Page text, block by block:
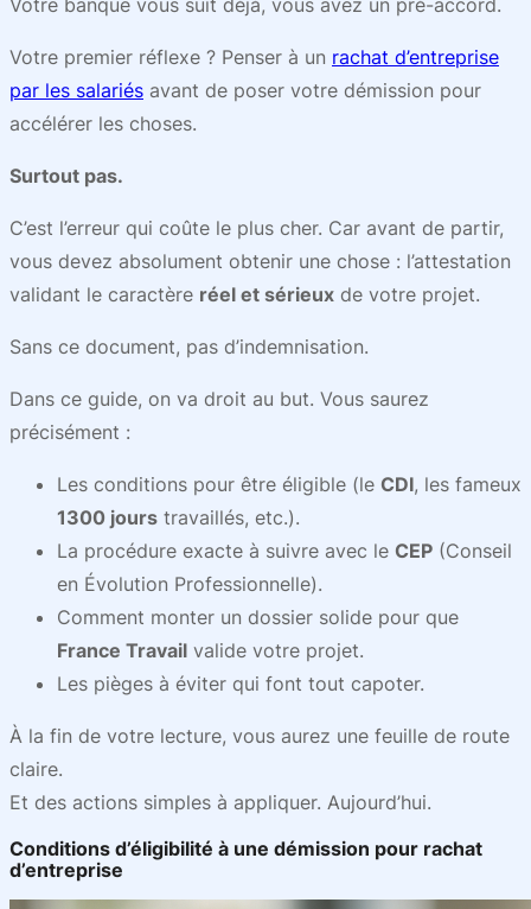
Votre banque vous suit déjà, vous avez un pré-accord.
Votre premier réflexe ? Penser à un rachat d’entreprise
par les salariés avant de poser votre démission pour
accélérer les choses.
Surtout pas.
C’est l’erreur qui coûte le plus cher. Car avant de partir,
vous devez absolument obtenir une chose : l’attestation
validant le caractère réel et sérieux de votre projet.
Sans ce document, pas d’indemnisation.
Dans ce guide, on va droit au but. Vous saurez
précisément :
Les conditions pour être éligible (le CDI, les fameux
1300 jours travaillés, etc.).
La procédure exacte à suivre avec le CEP (Conseil
en Évolution Professionnelle).
Comment monter un dossier solide pour que
France Travail valide votre projet.
Les pièges à éviter qui font tout capoter.
À la fin de votre lecture, vous aurez une feuille de route
claire.
Et des actions simples à appliquer. Aujourd’hui.
Conditions d’éligibilité à une démission pour rachat
d’entreprise